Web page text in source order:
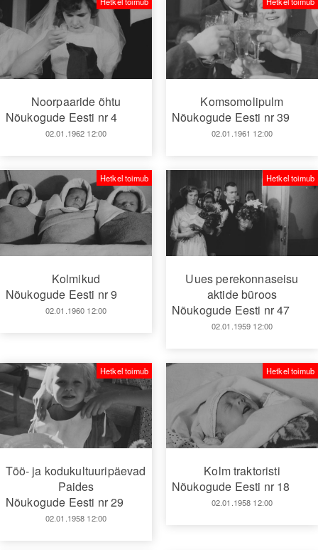
Noorpaaride õhtu
Nõukogude Eesti nr 4
02.01.1962 12:00
Komsomolipulm
Nõukogude Eesti nr 39
02.01.1961 12:00
Kolmikud
Nõukogude Eesti nr 9
02.01.1960 12:00
Hetkel toimub
Uues perekonnaseisu
aktide büroos
Nõukogude Eesti nr 47
02.01.1959 12:00
Hetkel toimub
Töö- ja kodukultuuripäevad
Paides
Nõukogude Eesti nr 29
02.01.1958 12:00
Hetkel toimub
Kolm traktoristi
Nõukogude Eesti nr 18
02.01.1958 12:00
Hetkel toimub